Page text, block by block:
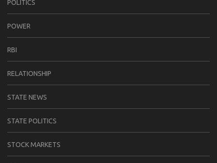
POLITICS
POWER
RBI
RELATIONSHIP
STATE NEWS
STATE POLITICS
STOCK MARKETS